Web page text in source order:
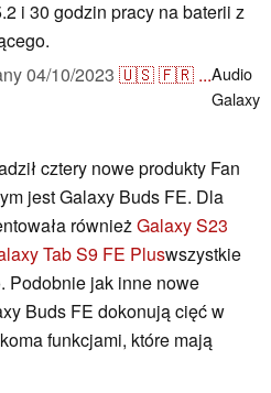
i 30 godzin pracy na baterii z
04/10/2023 🇺🇸🇫🇷 ...Audio
Galaxy
cztery nowe produkty Fan
jest Galaxy Buds FE. Dla
równieżGalaxy S23
Tab S9 FE Pluswszystkie
Podobnie jak inne nowe
Buds FE dokonują cięć w
funkcjami, które mają